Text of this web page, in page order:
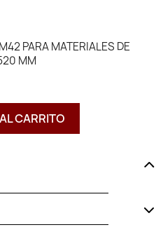
PARA MATERIALES DE
MM
CARRITO